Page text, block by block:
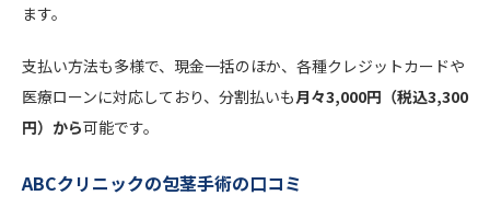
ます。
支払い方法も多様で、現金一括のほか、各種クレジットカードや
医療ローンに対応しており、分割払いも月々3,000円（税込3,300
円）から可能です。
ABCクリニックの包茎手術の口コミ